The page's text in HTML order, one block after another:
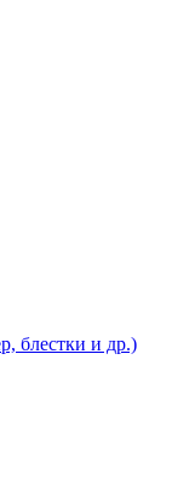
блестки и др.)